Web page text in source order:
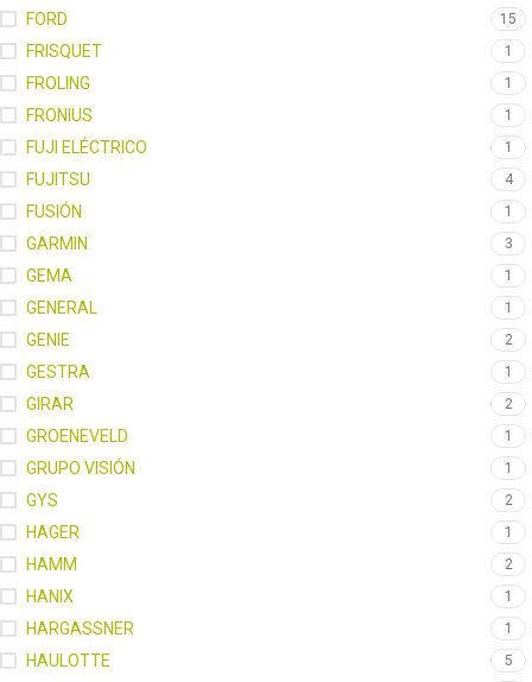
FORD 15
FRISQUET 1
FROLING 1
FRONIUS 1
FUJI ELÉCTRICO 1
FUJITSU 4
FUSIÓN 1
GARMIN 3
GEMA 1
GENERAL 1
GENIE 2
GESTRA 1
GIRAR 2
GROENEVELD 1
GRUPO VISIÓN 1
GYS 2
HAGER 1
HAMM 2
HANIX 1
HARGASSNER 1
HAULOTTE 5